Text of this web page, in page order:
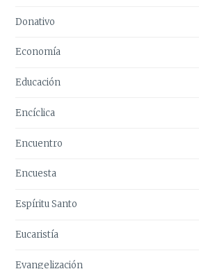
Donativo
Economía
Educación
Encíclica
Encuentro
Encuesta
Espíritu Santo
Eucaristía
Evangelización